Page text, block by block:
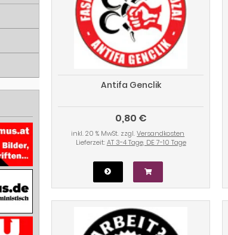
Antifa Genclik
0,80 €
inkl. 20 % MwSt. zzgl.Versandkosten
Lieferzeit:AT 3-4 Tage, DE 7-10 Tage